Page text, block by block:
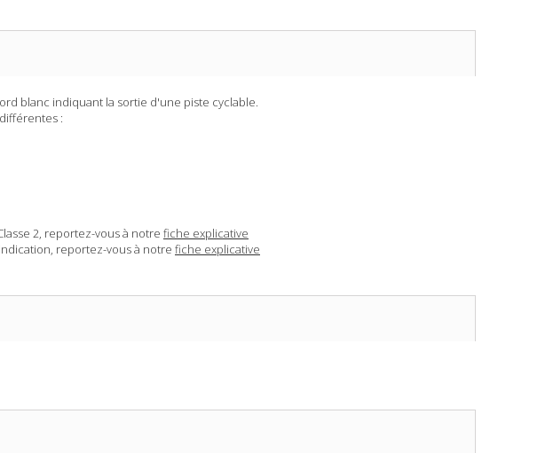
blanc indiquant la sortie d'une piste cyclable.
:
2, reportez-vous à notre fiche explicative
reportez-vous à notre fiche explicative